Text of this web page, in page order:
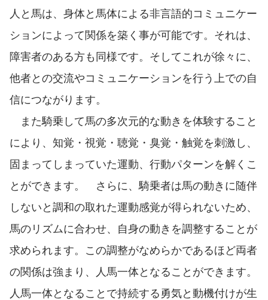
人と馬は、身体と馬体による非言語的コミュニケー
ションによって関係を築く事が可能です。それは、
障害者のある方も同様です。そしてこれが徐々に、
他者との交流やコミュニケーションを行う上での自
信につながります。
また騎乗して馬の多次元的な動きを体験すること
により、知覚・視覚・聴覚・臭覚・触覚を刺激し、
固まってしまっていた運動、行動パターンを解くこ
とができます。 さらに、騎乗者は馬の動きに随伴
しないと調和の取れた運動感覚が得られないため、
馬のリズムに合わせ、自身の動きを調整することが
求められます。この調整がなめらかであるほど両者
の関係は強まり、人馬一体となることができます。
人馬一体となることで持続する勇気と動機付けが生